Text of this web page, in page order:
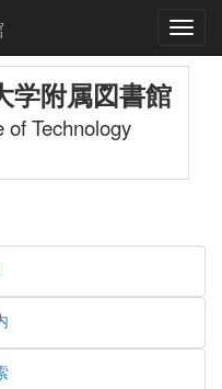
学附属図書館
of Technology